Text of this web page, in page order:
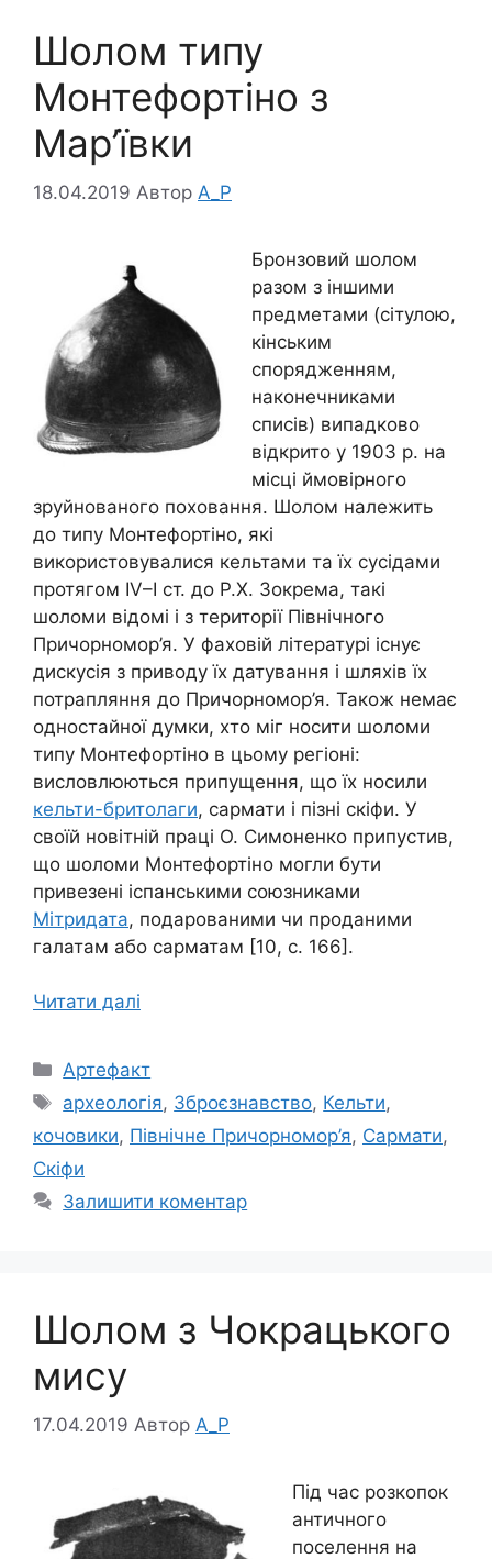
Шолом типу
Монтефортіно з
Мар’ївки
18.04.2019 Автор A_P
Бронзовий шолом
разом з іншими
предметами (сітулою,
кінським
спорядженням,
наконечниками
списів) випадково
відкрито у 1903 р. на
місці ймовірного
зруйнованого поховання. Шолом належить
до типу Монтефортіно, які
використовувалися кельтами та їх сусідами
протягом IV–I ст. до Р.Х. Зокрема, такі
шоломи відомі і з території Північного
Причорномор’я. У фаховій літературі існує
дискусія з приводу їх датування і шляхів їх
потрапляння до Причорномор’я. Також немає
одностайної думки, хто міг носити шоломи
типу Монтефортіно в цьому регіоні:
висловлюються припущення, що їх носили
кельти-бритолаги, сармати і пізні скіфи. У
своїй новітній праці О. Симоненко припустив,
що шоломи Монтефортіно могли бути
привезені іспанськими союзниками
Мітридата, подарованими чи проданими
галатам або сарматам [10, с. 166].
Читати далі
Категорії
Артефакт
Позначки
археологія, Зброєзнавство, Кельти,
кочовики, Північне Причорномор’я, Сармати,
Скіфи
Залишити коментар
Шолом з Чокрацького
мису
17.04.2019 Автор A_P
Під час розкопок
античного
поселення на